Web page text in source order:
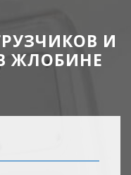
И
ЖЛОБИНЕ